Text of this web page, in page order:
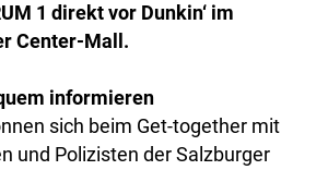
1 direkt vor Dunkin‘ im
Center-Mall.
informieren
sich beim Get-together mit
und Polizisten der Salzburger